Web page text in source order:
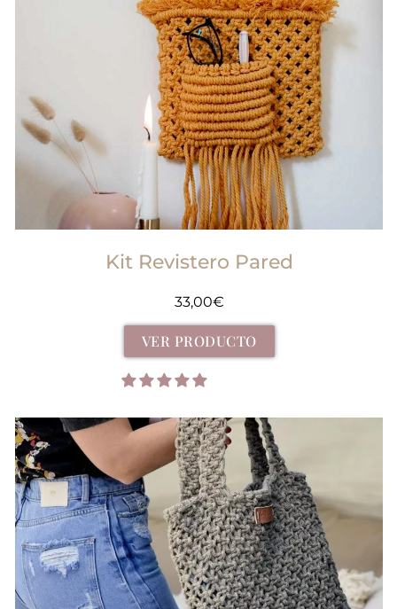
Kit Revistero Pared
33,00€
VER PRODUCTO